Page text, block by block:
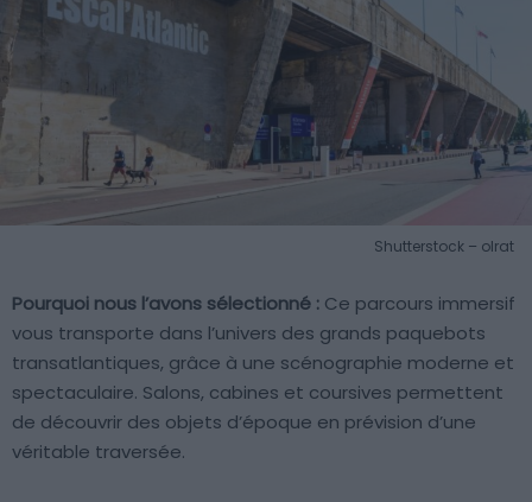
Shutterstock – olrat
Pourquoi nous l’avons sélectionné : Ce parcours immersif
vous transporte dans l’univers des grands paquebots
transatlantiques, grâce à une scénographie moderne et
spectaculaire. Salons, cabines et coursives permettent
de découvrir des objets d’époque en prévision d’une
véritable traversée.